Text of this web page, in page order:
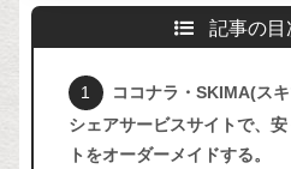
記事の目
ココナラ・SKIMA(ス
シェアサービスサイトで、
トをオーダーメイドする。